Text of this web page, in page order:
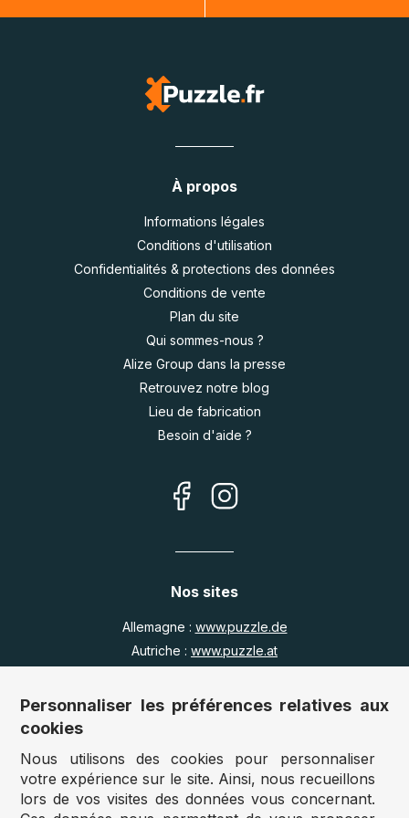
À propos
Informations légales
Conditions d'utilisation
Confidentialités & protections des données
Conditions de vente
Plan du site
Qui sommes-nous ?
Alize Group dans la presse
Retrouvez notre blog
Lieu de fabrication
Besoin d'aide ?
Nos sites
Allemagne : www.puzzle.de
Autriche : www.puzzle.at
Royaume Uni :
www.jigsawpuzzle.co.uk
Accès revendeurs / détaillants
Vous avez un magasin ?
Personnaliser les préférences relatives aux
cookies
Nous utilisons des cookies pour personnaliser
votre expérience sur le site. Ainsi, nous recueillons
lors de vos visites des données vous concernant.